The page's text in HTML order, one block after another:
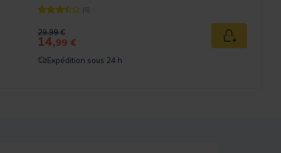
[object Object] out of 5 Customer Rating
(6)
Price reduced from
29,99 €to
14,99 € Ajouter au
Expédition sous 24 h